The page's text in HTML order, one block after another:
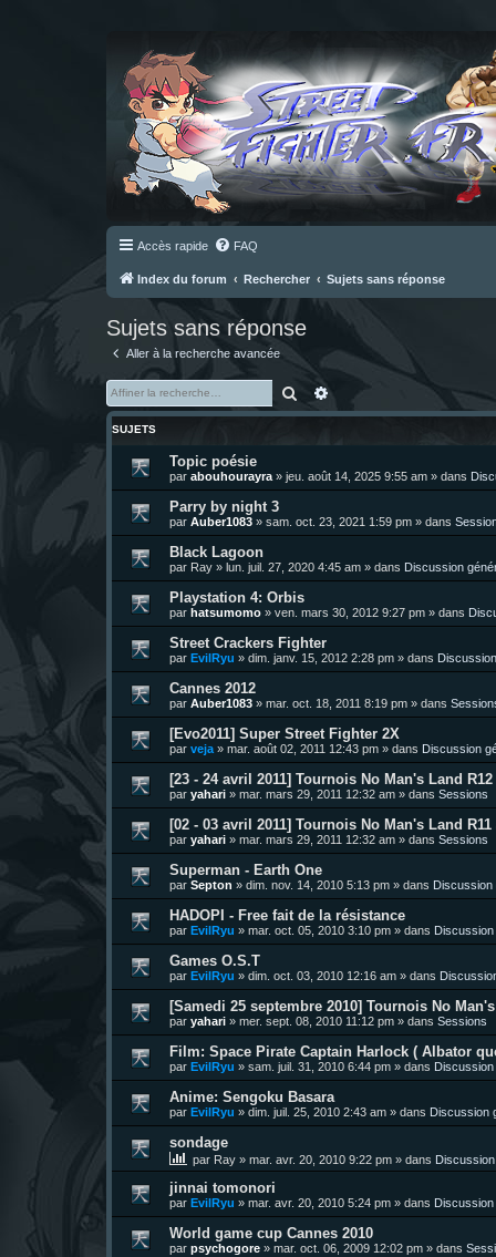
Accès rapide FAQ
Index du forum Rechercher Sujets sans réponse
Sujets sans réponse
Aller à la recherche avancée
Rechercher
Recherche avancée
SUJETS
Topic poésie
par abouhourayra » jeu. août 14, 2025 9:55 am » dans
Parry by night 3
par Auber1083 » sam. oct. 23, 2021 1:59 pm » dans
Black Lagoon
par Ray » lun. juil. 27, 2020 4:45 am » dans Discussion
Playstation 4: Orbis
par hatsumomo » ven. mars 30, 2012 9:27 pm » dans
Street Crackers Fighter
par EvilRyu » dim. janv. 15, 2012 2:28 pm » dans
Cannes 2012
par Auber1083 » mar. oct. 18, 2011 8:19 pm » dans
[Evo2011] Super Street Fighter 2X
par veja » mar. août 02, 2011 12:43 pm » dans Discussion
[23 - 24 avril 2011] Tournois No Man's Land
par yahari » mar. mars 29, 2011 12:32 am » dans Sessions
[02 - 03 avril 2011] Tournois No Man's Land
par yahari » mar. mars 29, 2011 12:32 am » dans Sessions
Superman - Earth One
par Septon » dim. nov. 14, 2010 5:13 pm » dans Discussion
HADOPI - Free fait de la résistance
par EvilRyu » mar. oct. 05, 2010 3:10 pm » dans
Games O.S.T
par EvilRyu » dim. oct. 03, 2010 12:16 am » dans
[Samedi 25 septembre 2010] Tournois No
par yahari » mer. sept. 08, 2010 11:12 pm » dans Sessions
Film: Space Pirate Captain Harlock ( Albator
par EvilRyu » sam. juil. 31, 2010 6:44 pm » dans
Anime: Sengoku Basara
par EvilRyu » dim. juil. 25, 2010 2:43 am » dans Discussion
sondage
par Ray » mar. avr. 20, 2010 9:22 pm » dans
jinnai tomonori
par EvilRyu » mar. avr. 20, 2010 5:24 pm » dans
World game cup Cannes 2010
par psychogore » mar. oct. 06, 2009 12:02 pm » dans